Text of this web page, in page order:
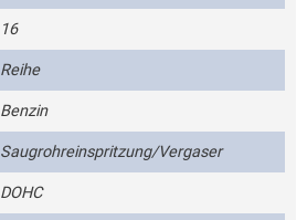
16
Reihe
Benzin
Saugrohreinspritzung/Vergaser
DOHC